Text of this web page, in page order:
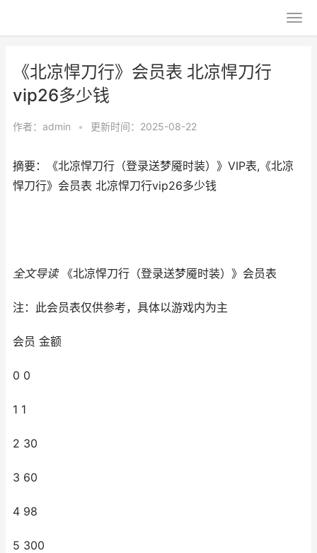
《北凉悍刀行》会员表 北凉悍刀行
vip26多少钱
作者： admin • 更新时间：2025-08-22
摘要：《北凉悍刀行（登录送梦魇时装）》VIP表,《北凉
悍刀行》会员表 北凉悍刀行vip26多少钱
全文导读《北凉悍刀行（登录送梦魇时装）》会员表
注：此会员表仅供参考，具体以游戏内为主
会员 金额
0 0
1 1
2 30
3 60
4 98
5 300